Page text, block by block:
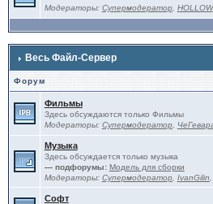
Модераторы: Супермодератор, HOLLOW
Весь Файл-Сервер
Форум
Фильмы
Здесь обсуждаются только Фильмы
Модераторы: Супермодератор,
Музыка
Здесь обсуждается только музыка
— подфорумы: Модель для сборки
Модераторы: Супермодератор, IvanGilin
Софт